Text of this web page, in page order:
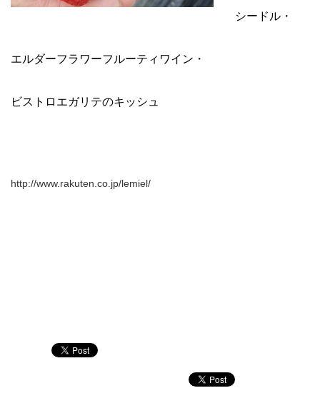
シードル・
エルダーフラワーフルーティワイン・
ビストロエガリテのキッシュ
http://www.rakuten.co.jp/lemiel/